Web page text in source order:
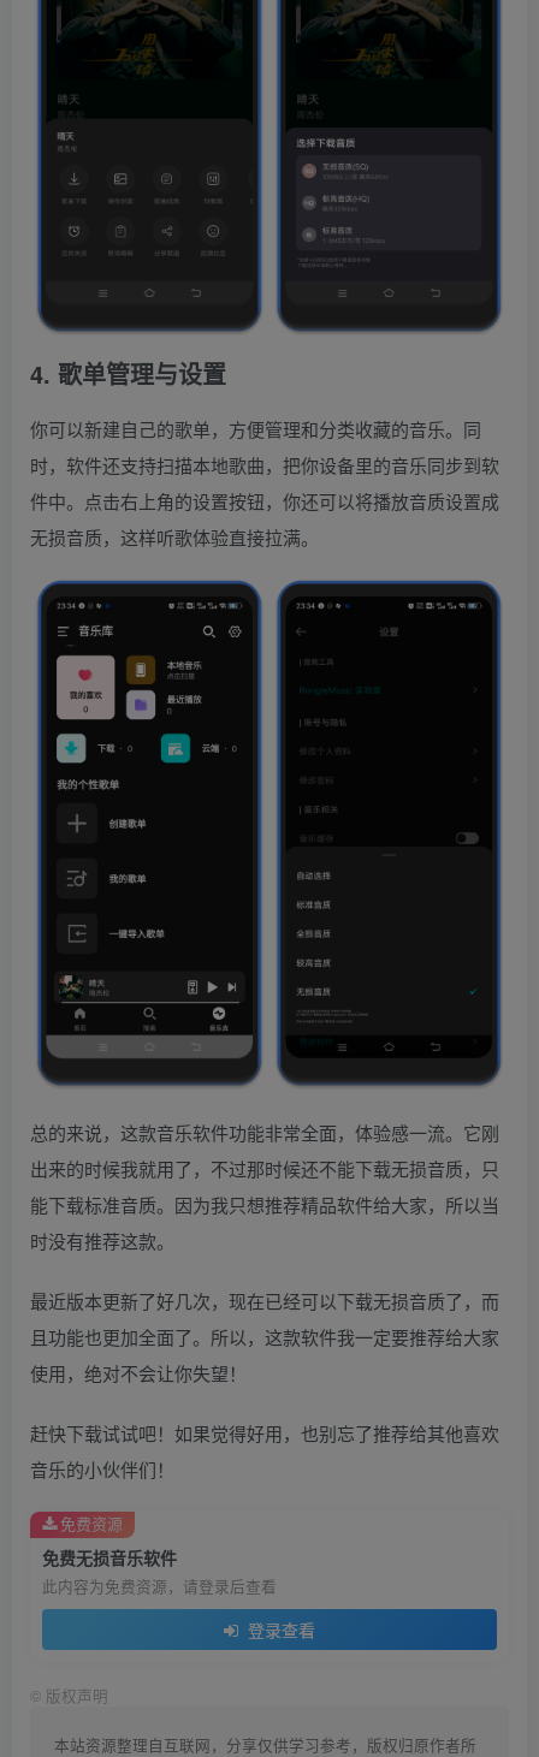
4. 歌单管理与设置
你可以新建自己的歌单，方便管理和分类收藏的音乐。同
时，软件还支持扫描本地歌曲，把你设备里的音乐同步到软
件中。点击右上角的设置按钮，你还可以将播放音质设置成
无损音质，这样听歌体验直接拉满。
总的来说，这款音乐软件功能非常全面，体验感一流。它刚
出来的时候我就用了，不过那时候还不能下载无损音质，只
能下载标准音质。因为我只想推荐精品软件给大家，所以当
时没有推荐这款。
最近版本更新了好几次，现在已经可以下载无损音质了，而
且功能也更加全面了。所以，这款软件我一定要推荐给大家
使用，绝对不会让你失望！
赶快下载试试吧！如果觉得好用，也别忘了推荐给其他喜欢
音乐的小伙伴们！
免费无损音乐软件
此内容为免费资源，请登录后查看
登录查看
免费资源
© 版权声明
本站资源整理自互联网，分享仅供学习参考，版权归原作者所